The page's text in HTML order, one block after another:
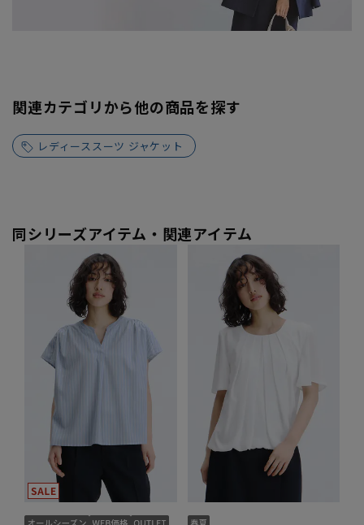
関連カテゴリから他の商品を探す
レディーススーツ ジャケット
同シリーズアイテム・関連アイテム